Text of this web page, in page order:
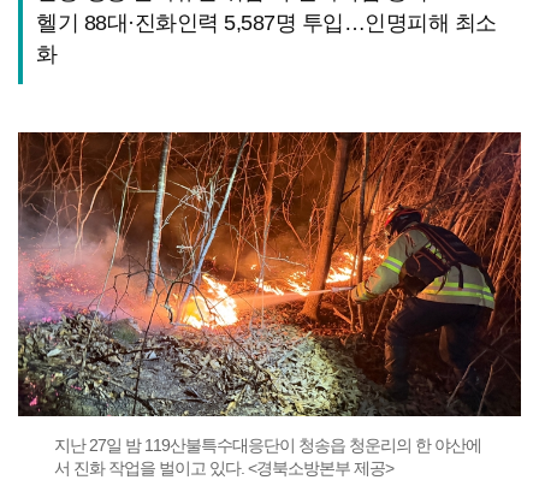
헬기 88대·진화인력 5,587명 투입…인명피해 최소
화
지난 27일 밤 119산불특수대응단이 청송읍 청운리의 한 야산에
서 진화 작업을 벌이고 있다. <경북소방본부 제공>